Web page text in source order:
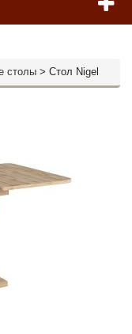
столы > Стол Nigel